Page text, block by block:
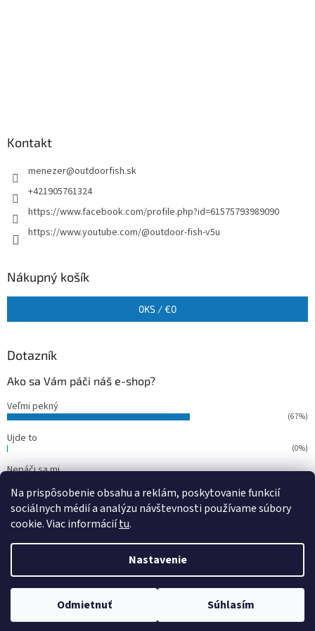
Na prispôsobenie obsahu a reklám, poskytovanie funkcií
sociálnych médií a analýzu návštevnosti používame súbory
cookie. Viac informáciítu.
Nastavenie
Odmietnuť Súhlasím
Kontakt
menezer@outdoorfish.sk
+421905761324
https://www.facebook.com/profile.php?id=61575793989090
https://www.youtube.com/@outdoor-fish-v5u
Nákupný košík
0KS /€0
Dotazník
Ako sa Vám páči náš e-shop?
Veľmi pekný
(67%)
Ujde to
(0%)
Nepáči sa mi
Počet hlasov:15
Copyright 2026outdoorfish. Všetky práva vyhradené.Upraviť